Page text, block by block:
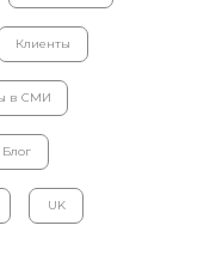
в СМИ
Блог
UK
Клиенты